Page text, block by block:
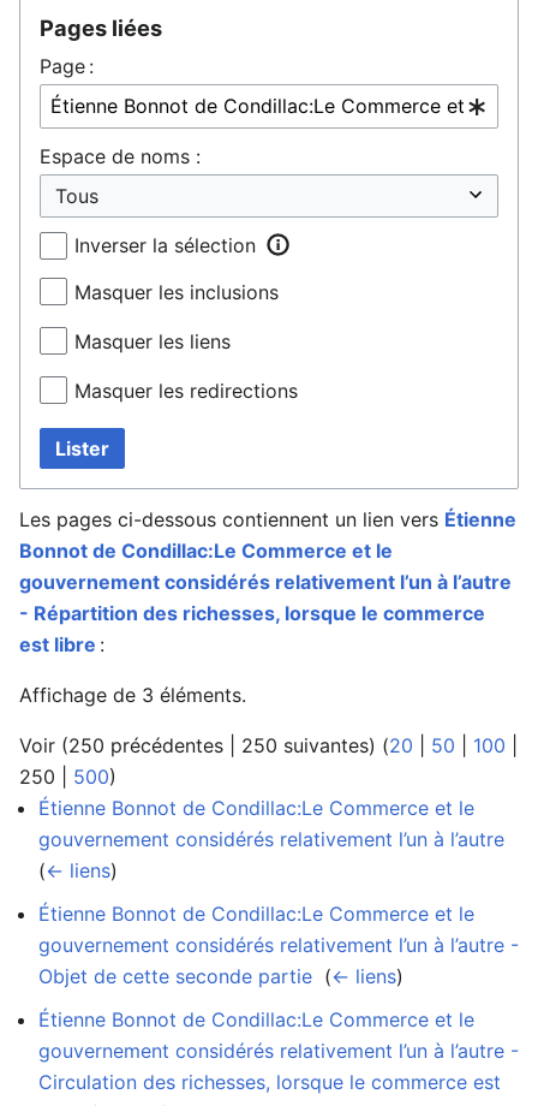
Pages liées
Page :
Espace de noms :
Inverser la sélection
Masquer les inclusions
Masquer les liens
Masquer les redirections
Lister
Les pages ci-dessous contiennent un lien vers Étienne
Bonnot de Condillac:Le Commerce et le
gouvernement considérés relativement l’un à l’autre
- Répartition des richesses, lorsque le commerce
est libre :
Affichage de 3 éléments.
Voir (250 précédentes 250 suivantes) (20 50 100
250
500)
Étienne Bonnot de Condillac:Le Commerce et le
gouvernement considérés relativement l’un à l’autre
(← liens)
Étienne Bonnot de Condillac:Le Commerce et le
gouvernement considérés relativement l’un à l’autre -
Objet de cette seconde partie (← liens)
Étienne Bonnot de Condillac:Le Commerce et le
gouvernement considérés relativement l’un à l’autre -
Circulation des richesses, lorsque le commerce est